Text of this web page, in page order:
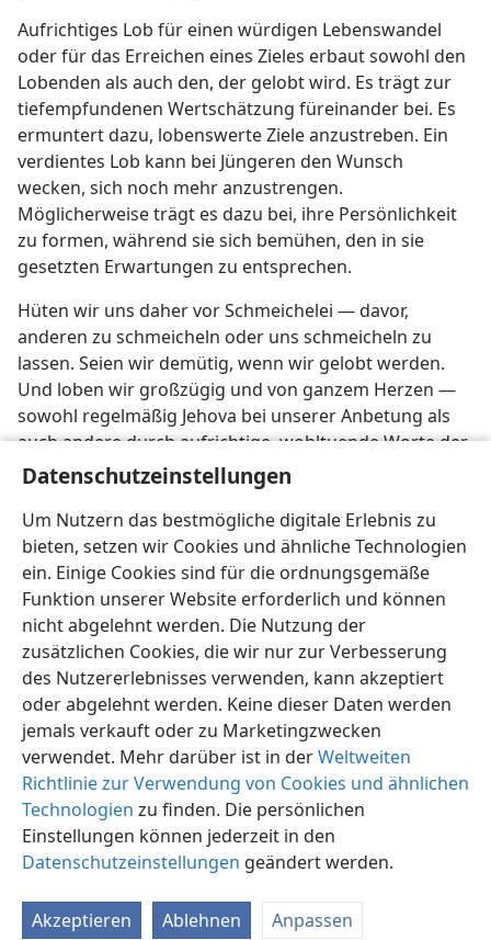
Datenschutzeinstellungen
Um Nutzern das bestmögliche digitale Erlebnis zu
bieten, setzen wir Cookies und ähnliche Technologien
ein. Einige Cookies sind für die ordnungsgemäße
Funktion unserer Website erforderlich und können
nicht abgelehnt werden. Die Nutzung der
zusätzlichen Cookies, die wir nur zur Verbesserung
des Nutzererlebnisses verwenden, kann akzeptiert
oder abgelehnt werden. Keine dieser Daten werden
jemals verkauft oder zu Marketingzwecken
verwendet. Mehr darüber ist in derWeltweiten
Richtlinie zur Verwendung von Cookies und ähnlichen
Technologien zu finden. Die persönlichen
Einstellungen können jederzeit in den
Datenschutzeinstellungen geändert werden.
Akzeptieren Ablehnen Anpassen
Aufrichtiges Lob für einen würdigen Lebenswandel
oder für das Erreichen eines Zieles erbaut sowohl den
Lobenden als auch den, der gelobt wird. Es trägt zur
tiefempfundenen Wertschätzung füreinander bei. Es
ermuntert dazu, lobenswerte Ziele anzustreben. Ein
verdientes Lob kann bei Jüngeren den Wunsch
wecken, sich noch mehr anzustrengen.
Möglicherweise trägt es dazu bei, ihre Persönlichkeit
zu formen, während sie sich bemühen, den in sie
gesetzten Erwartungen zu entsprechen.
Hüten wir uns daher vor Schmeichelei — davor,
anderen zu schmeicheln oder uns schmeicheln zu
lassen. Seien wir demütig, wenn wir gelobt werden.
Und loben wir großzügig und von ganzem Herzen —
sowohl regelmäßig Jehova bei unserer Anbetung als
auch andere durch aufrichtige, wohltuende Worte der
Anerkennung und Wertschätzung, wobei wir nicht
vergessen: „Ein Wort zur rechten Zeit, o wie gut!“
Sprüche 15:23).
Deutsch Teilen Einstellungen
Copyright© 2026 Watch Tower Bible and Tract Society of Pennsylvania
Nutzungsbedingungen
Datenschutzerklärung
Datenschutzeinstellungen
JW.ORG Anmelden